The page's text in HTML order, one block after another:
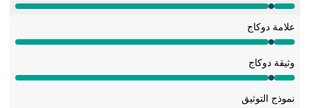
صيانة من 9:55 PM ألى 10:12 PM
علامة دوكاج
صيانة من 9:55 PM ألى 10:12 PM
وثيقة دوكاج
صيانة من 9:55 PM ألى 10:12 PM
نموذج التوثيق